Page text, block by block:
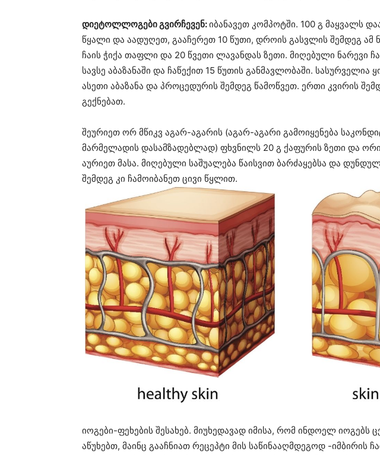
დიეტოლლოგები გვირჩევენ:იბანავეთ კომპოტში. 100 გ მაყვალს
წყალი და აადუღეთ, გააჩერეთ 10 წუთი, დროის გასვლის შემდეგ ამ
ჩაის ჭიქა თაფლი და 20 წვეთი ლავანდას ზეთი. მიღებული ნარევი
სავსე აბაზანაში და ჩაწექით 15 წუთის განმავლობაში.
ასეთი აბაზანა და პროცედურის შემდეგ წამოწვეთ. ერთი კვირის
გექნებათ.
შეურიეთ ორ მწიკვ აგარ-აგარის (აგარ-აგარი გამოიყენება
მარმელადის დასამზადებლად) ფხვნილს 20 გ ქაფურის ზეთი და
აურიეთ მასა. მიღებული საშუალება წაისვით ბარძაყებსა და
შემდეგ კი ჩამოიბანეთ ცივი წყლით.
იოგები-ფეხების შესახებ. მიუხედავად იმისა, რომ ინდოელ
აწუხებთ, მაინც გააჩნიათ რეცეპტი მის საწინააღმდეგოდ -იმბირის